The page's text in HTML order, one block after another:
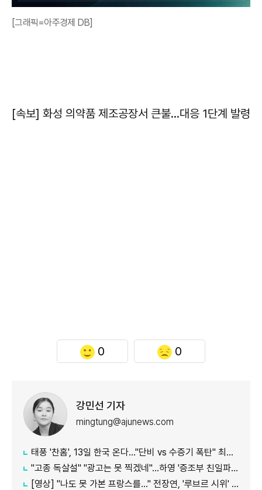
[그래픽=아주경제 DB]
[속보] 화성 의약품 제조공장서 큰불…대응 1단계 발령
0 0
강민선 기자
mingtung@ajunews.com
태풍 '찬홈', 13일 한국 온다..."단비 vs 수증기 폭탄" 최대 변수
"고종 독살설" "광고는 못 찍겠네"...하영 '증조부 친일파 논란' 반응 보니
[영상] "나도 못 가본 프랑스를…" 전장연, '루브르 시위' 영상 재확산 왜?